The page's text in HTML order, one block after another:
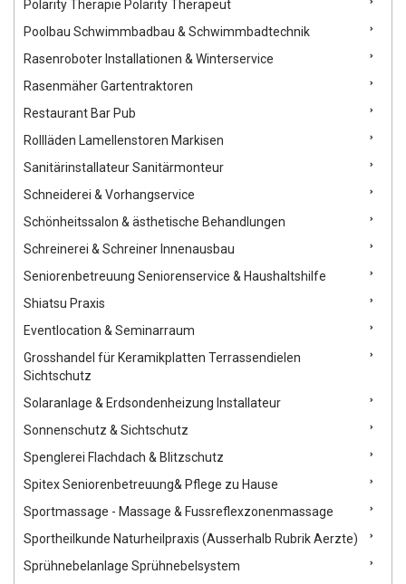
Polarity Therapie Polarity Therapeut
Poolbau Schwimmbadbau & Schwimmbadtechnik
Rasenroboter Installationen & Winterservice
Rasenmäher Gartentraktoren
Restaurant Bar Pub
Rollläden Lamellenstoren Markisen
Sanitärinstallateur Sanitärmonteur
Schneiderei & Vorhangservice
Schönheitssalon & ästhetische Behandlungen
Schreinerei & Schreiner Innenausbau
Seniorenbetreuung Seniorenservice & Haushaltshilfe
Shiatsu Praxis
Eventlocation & Seminarraum
Grosshandel für Keramikplatten Terrassendielen
Sichtschutz
Solaranlage & Erdsondenheizung Installateur
Sonnenschutz & Sichtschutz
Spenglerei Flachdach & Blitzschutz
Spitex Seniorenbetreuung& Pflege zu Hause
Sportmassage - Massage & Fussreflexzonenmassage
Sportheilkunde Naturheilpraxis (Ausserhalb Rubrik Aerzte)
Sprühnebelanlage Sprühnebelsystem